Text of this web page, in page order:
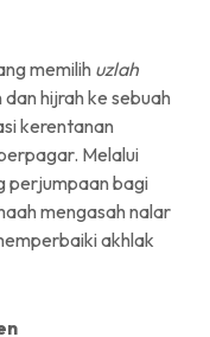
memilih uzlah
hijrah ke sebuah
kerentanan
Melalui
perjumpaan bagi
mengasah nalar
akhlak